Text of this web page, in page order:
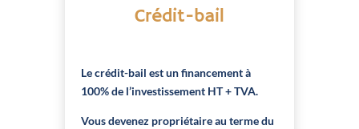
Crédit-bail
Le crédit-bail est un financement à
100% de l’investissement HT + TVA.
Vous devenez propriétaire au terme du